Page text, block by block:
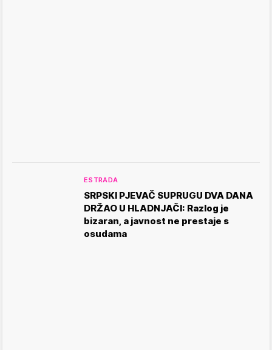
ESTRADA
SRPSKI PJEVAČ SUPRUGU DVA DANA
DRŽAO U HLADNJAČI: Razlog je
bizaran, a javnost ne prestaje s
osudama